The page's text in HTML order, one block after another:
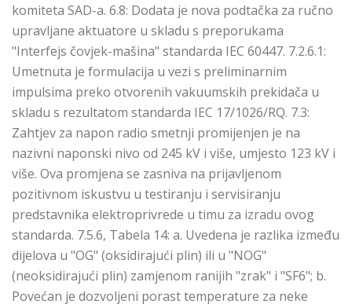
komiteta SAD-a. 6.8: Dodata je nova podtačka za ručno
upravljane aktuatore u skladu s preporukama
"Interfejs čovjek-mašina" standarda IEC 60447. 7.2.6.1:
Umetnuta je formulacija u vezi s preliminarnim
impulsima preko otvorenih vakuumskih prekidača u
skladu s rezultatom standarda IEC 17/1026/RQ. 7.3:
Zahtjev za napon radio smetnji promijenjen je na
nazivni naponski nivo od 245 kV i više, umjesto 123 kV i
više. Ova promjena se zasniva na prijavljenom
pozitivnom iskustvu u testiranju i servisiranju
predstavnika elektroprivrede u timu za izradu ovog
standarda. 7.5.6, Tabela 14: a. Uvedena je razlika između
dijelova u "OG" (oksidirajući plin) ili u "NOG"
(neoksidirajući plin) zamjenom ranijih "zrak" i "SF6"; b.
Povećan je dozvoljeni porast temperature za neke